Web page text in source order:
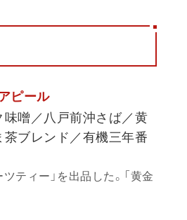
ピール
噌／八戸前沖さば／黄
ブレンド／有機三年番
ティー」を出品した。「黄金